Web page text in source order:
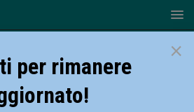
×
per rimanere